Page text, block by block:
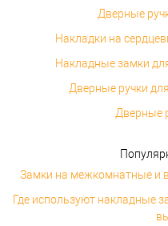
Дверные
Накладки на
Накладные замки
Дверные ручки
Дверные
Замки на межкомнатные и
Где используют накладные